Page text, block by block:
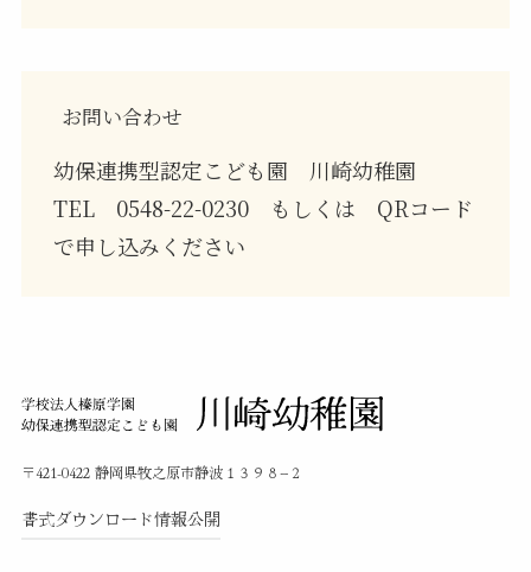
お問い合わせ
幼保連携型認定こども園 川崎幼稚園
TEL 0548-22-0230 もしくは QRコード
で申し込みください
〒421-0422 静岡県牧之原市静波１３９８−２
書式ダウンロード情報公開